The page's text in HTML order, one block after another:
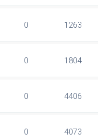
0 1263
0 1804
0 4406
0 4073